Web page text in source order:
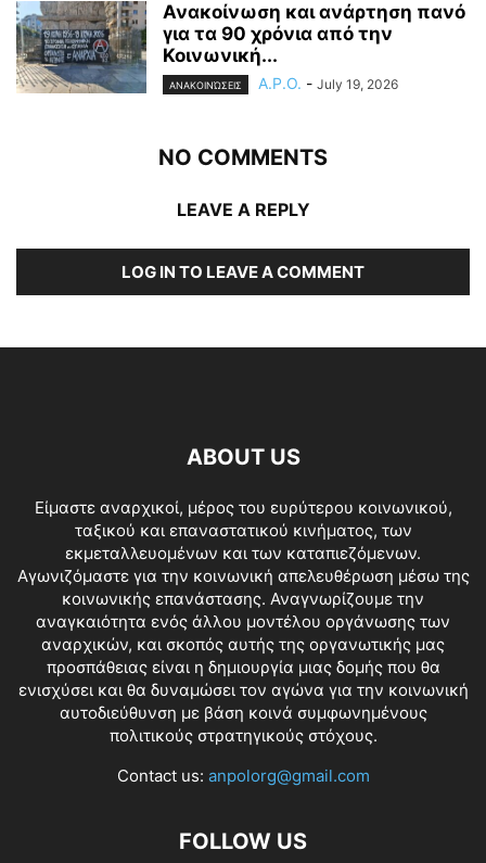
Ανακοίνωση και ανάρτηση πανό
για τα 90 χρόνια από την
Κοινωνική...
ΑΝΑΚΟΙΝΏΣΕΙΣ A.P.O. - July 19, 2026
NO COMMENTS
LEAVE A REPLY
LOG IN TO LEAVE A COMMENT
ABOUT US
Είμαστε αναρχικοί, μέρος του ευρύτερου κοινωνικού,
ταξικού και επαναστατικού κινήματος, των
εκμεταλλευομένων και των καταπιεζόμενων.
Αγωνιζόμαστε για την κοινωνική απελευθέρωση μέσω της
κοινωνικής επανάστασης. Αναγνωρίζουμε την
αναγκαιότητα ενός άλλου μοντέλου οργάνωσης των
αναρχικών, και σκοπός αυτής της οργανωτικής μας
προσπάθειας είναι η δημιουργία μιας δομής που θα
ενισχύσει και θα δυναμώσει τον αγώνα για την κοινωνική
αυτοδιεύθυνση με βάση κοινά συμφωνημένους
πολιτικούς στρατηγικούς στόχους.
Contact us: anpolorg@gmail.com
FOLLOW US